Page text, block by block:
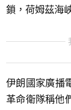
鎖，荷姆茲海
伊朗國家廣播
革命衛隊稱他